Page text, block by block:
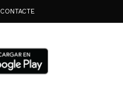
CONTACTE